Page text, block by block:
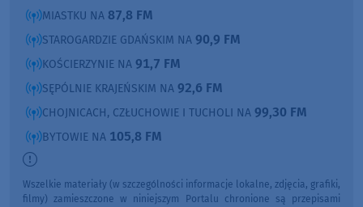
MIASTKU NA 87,8 FM
STAROGARDZIE GDAŃSKIM NA 90,9 FM
KOŚCIERZYNIE NA 91,7 FM
SĘPÓLNIE KRAJEŃSKIM NA 92,6 FM
CHOJNICACH, CZŁUCHOWIE I TUCHOLI NA 99,30 FM
BYTOWIE NA 105,8 FM
Wszelkie materiały (w szczególności informacje lokalne, zdjęcia, grafiki,
filmy) zamieszczone w niniejszym Portalu chronione są przepisami